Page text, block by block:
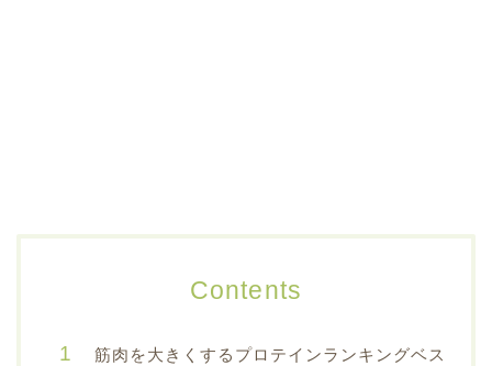
Contents
筋肉を大きくするプロテインランキングベス